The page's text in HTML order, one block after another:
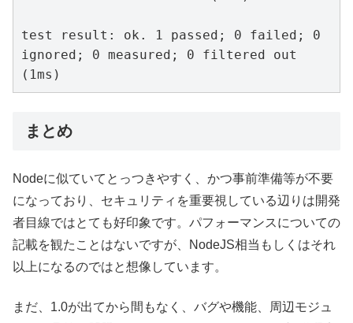
test result: ok. 1 passed; 0 failed; 0
ignored; 0 measured; 0 filtered out
(1ms)
まとめ
Nodeに似ていてとっつきやすく、かつ事前準備等が不要
になっており、セキュリティを重要視している辺りは開発
者目線ではとても好印象です。パフォーマンスについての
記載を観たことはないですが、NodeJS相当もしくはそれ
以上になるのではと想像しています。
まだ、1.0が出てから間もなく、バグや機能、周辺モジュ